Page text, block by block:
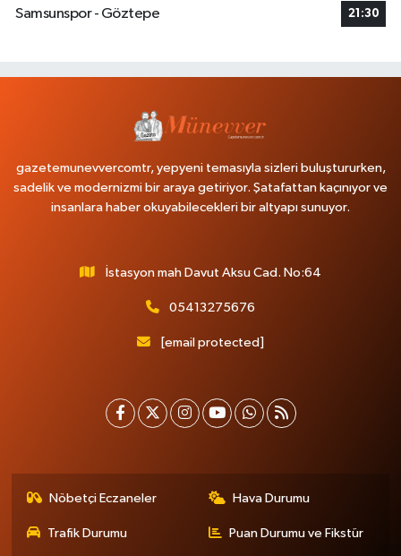
Samsunspor - Göztepe 21:30
gazetemunevvercomtr, yepyeni temasıyla sizleri buluştururken,
sadelik ve modernizmi bir araya getiriyor. Şatafattan kaçınıyor ve
insanlara haber okuyabilecekleri bir altyapı sunuyor.
İstasyon mah Davut Aksu Cad. No:64
05413275676
[email protected]
Nöbetçi Eczaneler Hava Durumu
Trafik Durumu Puan Durumu ve Fikstür